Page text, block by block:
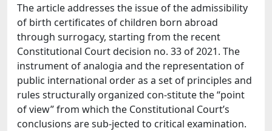
The article addresses the issue of the admissibility
of birth certificates of children born abroad
through surrogacy, starting from the recent
Constitutional Court decision no. 33 of 2021. The
instrument of analogia and the representation of
public international order as a set of principles and
rules structurally organized con-stitute the “point
of view” from which the Constitutional Court’s
conclusions are sub-jected to critical examination.